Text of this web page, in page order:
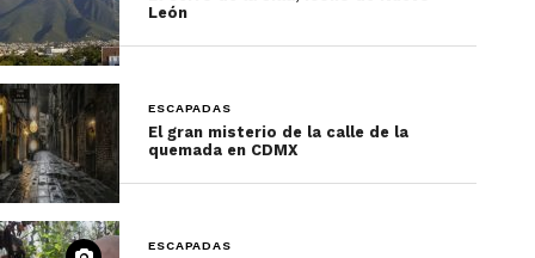
introducido algún roedor, pegó el ojo en el
agujero a la vez que intento alumbrarse con la luz
del cirio y de pronto se mostró aterrorizado y gritó
¡SANTO DIOS
León
ESCAPADAS
El gran misterio de la calle de la
quemada en CDMX
ESCAPADAS